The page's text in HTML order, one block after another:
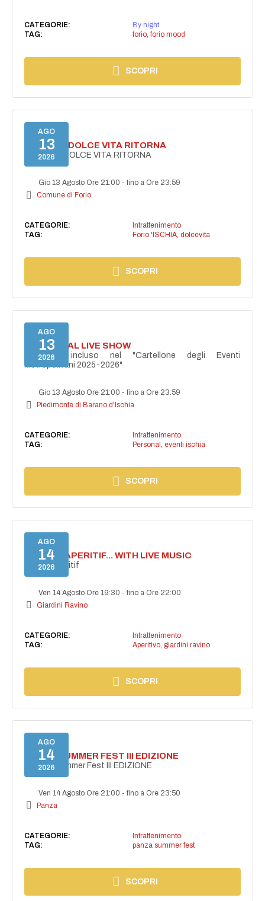
CATEGORIE:
By night
TAG:
forio, forio mood
SCOPRI
AGO
13
2026
FORIO LA DOLCE VITA RITORNA
FORIO LA DOLCE VITA RITORNA
Gio 13 Agosto Ore 21:00 -fino a Ore 23:59
Comune di Forio
CATEGORIE:
Intrattenimento
TAG:
Forio 'ISCHIA, dolcevita
SCOPRI
AGO
13
2026
I PERSONAL LIVE SHOW
Progetto incluso nel "Cartellone degli Eventi
Metropolitani 2025-2026"
Gio 13 Agosto Ore 21:00 -fino a Ore 23:59
Piedimonte di Barano d'Ischia
CATEGORIE:
Intrattenimento
TAG:
Personal, eventi ischia
SCOPRI
AGO
14
2026
SECRET APERITIF... WITH LIVE MUSIC
Secret aperitif
Ven 14 Agosto Ore 19:30 -fino a Ore 22:00
Giardini Ravino
CATEGORIE:
Intrattenimento
TAG:
Aperitivo, giardini ravino
SCOPRI
AGO
14
2026
PANZA SUMMER FEST III EDIZIONE
PANZA Summer Fest III EDIZIONE
Ven 14 Agosto Ore 21:00 -fino a Ore 23:50
Panza
CATEGORIE:
Intrattenimento
TAG:
panza summer fest
SCOPRI